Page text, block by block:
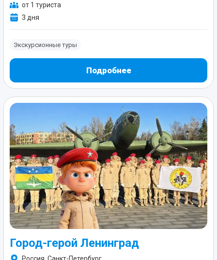
от 1 туриста
3 дня
Экскурсионные туры
Подробнее
Город-герой Ленинград
Россия, Санкт-Петербург